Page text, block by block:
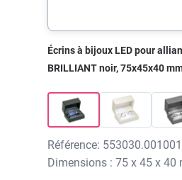
Écrins à bijoux LED pour
BRILLIANT noir, 75x45x40
Référence:
Dimensions : 75 x 45 x 40